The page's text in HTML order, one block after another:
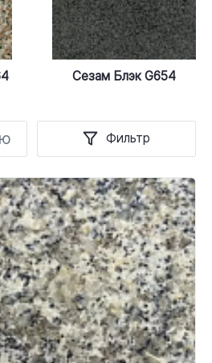
Сезам Блэк G654
Фильтр